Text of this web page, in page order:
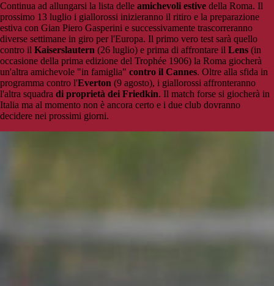
Continua ad allungarsi la lista delle amichevoli estive della Roma. Il
prossimo 13 luglio i giallorossi inizieranno il ritiro e la preparazione
estiva con Gian Piero Gasperini e successivamente trascorreranno
diverse settimane in giro per l'Europa. Il primo vero test sarà quello
contro il Kaiserslautern (26 luglio) e prima di affrontare il Lens (in
occasione della prima edizione del Trophée 1906) la Roma giocherà
un'altra amichevole "in famiglia" contro il Cannes. Oltre alla sfida in
programma contro l'Everton (9 agosto), i giallorossi affronteranno
l'altra squadra di proprietà dei Friedkin. Il match forse si giocherà in
Italia ma al momento non è ancora certo e i due club dovranno
decidere nei prossimi giorni.